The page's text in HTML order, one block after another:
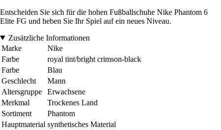
Entscheiden Sie sich für die hohen Fußballschuhe Nike Phantom 6
Elite FG und heben Sie Ihr Spiel auf ein neues Niveau.
Zusätzliche Informationen
Marke
Nike
Farbe
royal tint/bright crimson-black
Farbe
Blau
Geschlecht
Mann
Altersgruppe
Erwachsene
Merkmal
Trockenes Land
Sortiment
Phantom
Hauptmaterial synthetisches Material